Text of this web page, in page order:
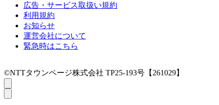
広告・サービス取扱い規約
利用規約
お知らせ
運営会社について
緊急時はこちら
©NTTタウンページ株式会社 TP25-193号【261029】